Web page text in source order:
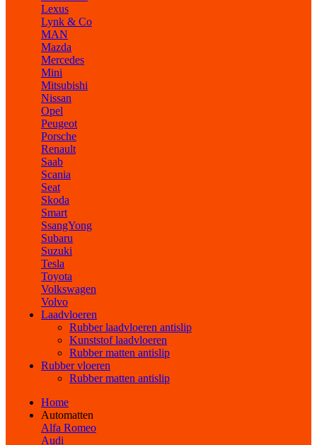
Lexus
Lynk & Co
MAN
Mazda
Mercedes
Mini
Mitsubishi
Nissan
Opel
Peugeot
Porsche
Renault
Saab
Scania
Seat
Skoda
Smart
SsangYong
Subaru
Suzuki
Tesla
Toyota
Volkswagen
Volvo
Laadvloeren
Rubber laadvloeren antislip
Kunststof laadvloeren
Rubber matten antislip
Rubber vloeren
Rubber matten antislip
Home
Automatten
Alfa Romeo
Audi